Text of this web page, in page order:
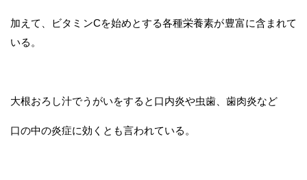
加えて、ビタミンCを始めとする各種栄養素が豊富に含まれて
いる。
大根おろし汁でうがいをすると口内炎や虫歯、歯肉炎など
口の中の炎症に効くとも言われている。